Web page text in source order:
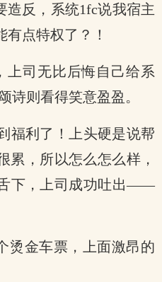
造反，系统1fc说我宿主
点特权了？！
上司无比后悔自己给系
诗则看得笑意盈盈。
福利了！上头硬是说帮
累，所以怎么怎么样，
下，上司成功吐出——
烫金车票，上面激昂的